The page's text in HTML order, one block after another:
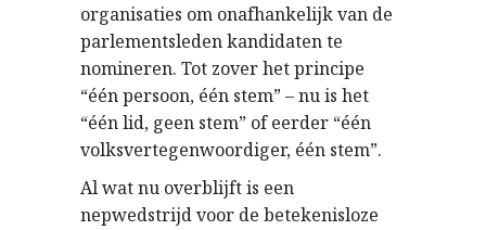
organisaties om onafhankelijk van de
parlementsleden kandidaten te
nomineren. Tot zover het principe
“één persoon, één stem” – nu is het
“één lid, geen stem” of eerder “één
volksvertegenwoordiger, één stem”.
Al wat nu overblijft is een
nepwedstrijd voor de betekenisloze